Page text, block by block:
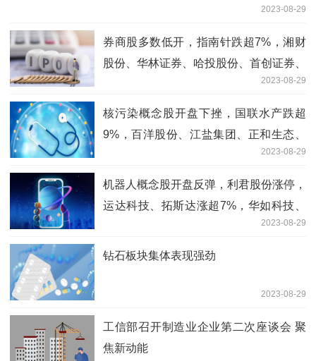
2023-08-29
券商股多数低开，指南针跌超7%，湘财
股份、华林证券、哈投股份、首创证券、
2023-08-29
核污染概念股开盘下挫，国联水产跌超
9%，百洋股份、江盐集团、正和生态、
2023-08-29
机器人概念股开盘反弹，利君股份涨停，
运达科技、拓斯达涨超7%，华如科技、
2023-08-29
钻石板块集体表现强劲
2023-08-29
工信部召开制造业企业第二次座谈会 聚
焦新动能